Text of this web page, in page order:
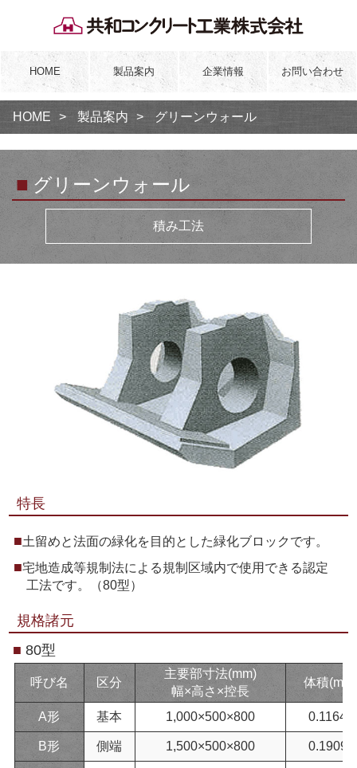
HOME 製品案内 企業情報 お問い合わせ
HOME 製品案内 グリーンウォール
■ グリーンウォール
積み工法
特長
土留めと法面の緑化を目的とした緑化ブロックです。
宅地造成等規制法による規制区域内で使用できる認定
工法です。（80型）
規格諸元
■ 80型
呼び名 区分
主要部寸法(mm)
幅×高さ×控長
体積(m³)
A形 基本 1,000×500×800 0.1164
B形 側端 1,500×500×800 0.1909